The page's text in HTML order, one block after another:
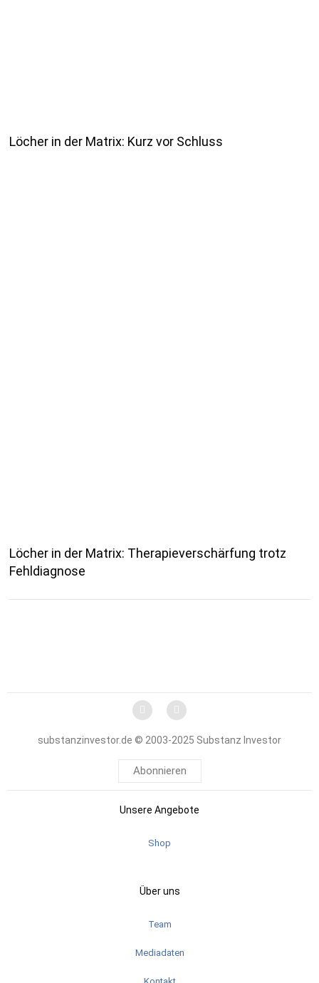
Löcher in der Matrix: Kurz vor Schluss
Löcher in der Matrix: Therapieverschärfung trotz
Fehldiagnose
substanzinvestor.de © 2003-2025 Substanz Investor
Abonnieren
Unsere Angebote
Shop
Über uns
Team
Mediadaten